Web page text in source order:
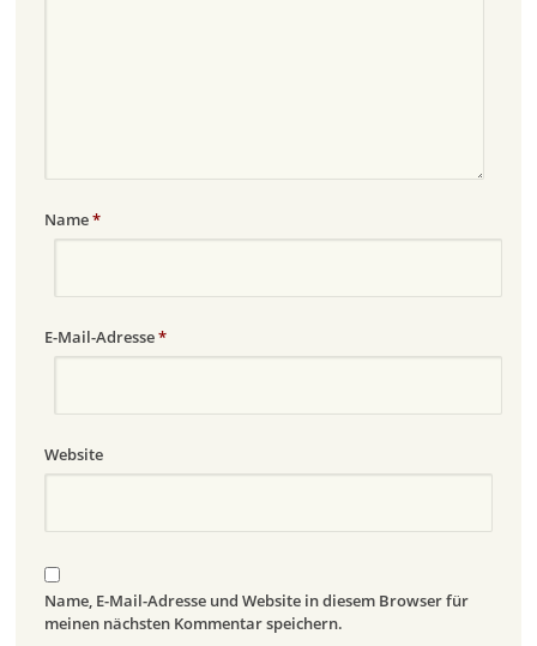
Name*
E-Mail-Adresse*
Website
Name, E-Mail-Adresse und Website in diesem Browser für
meinen nächsten Kommentar speichern.